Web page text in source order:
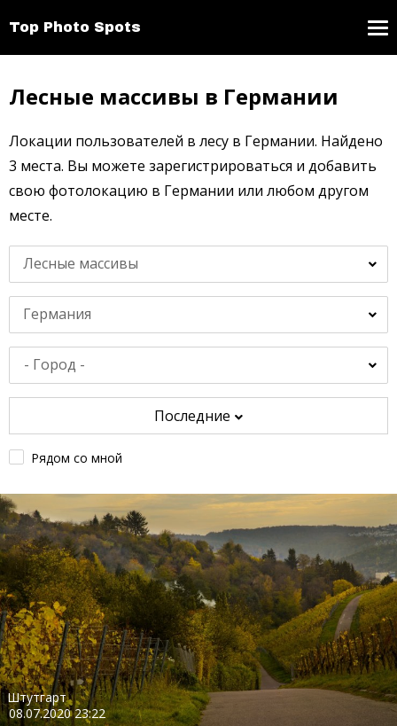
Top Photo Spots
Лесные массивы в Германии
Локации пользователей в лесу в Германии. Найдено
3 места. Вы можете зарегистрироваться и добавить
свою фотолокацию в Германии или любом другом
месте.
Лесные массивы
Германия
Последние
Рядом со мной
Штутгарт
08.07.2020 23:22